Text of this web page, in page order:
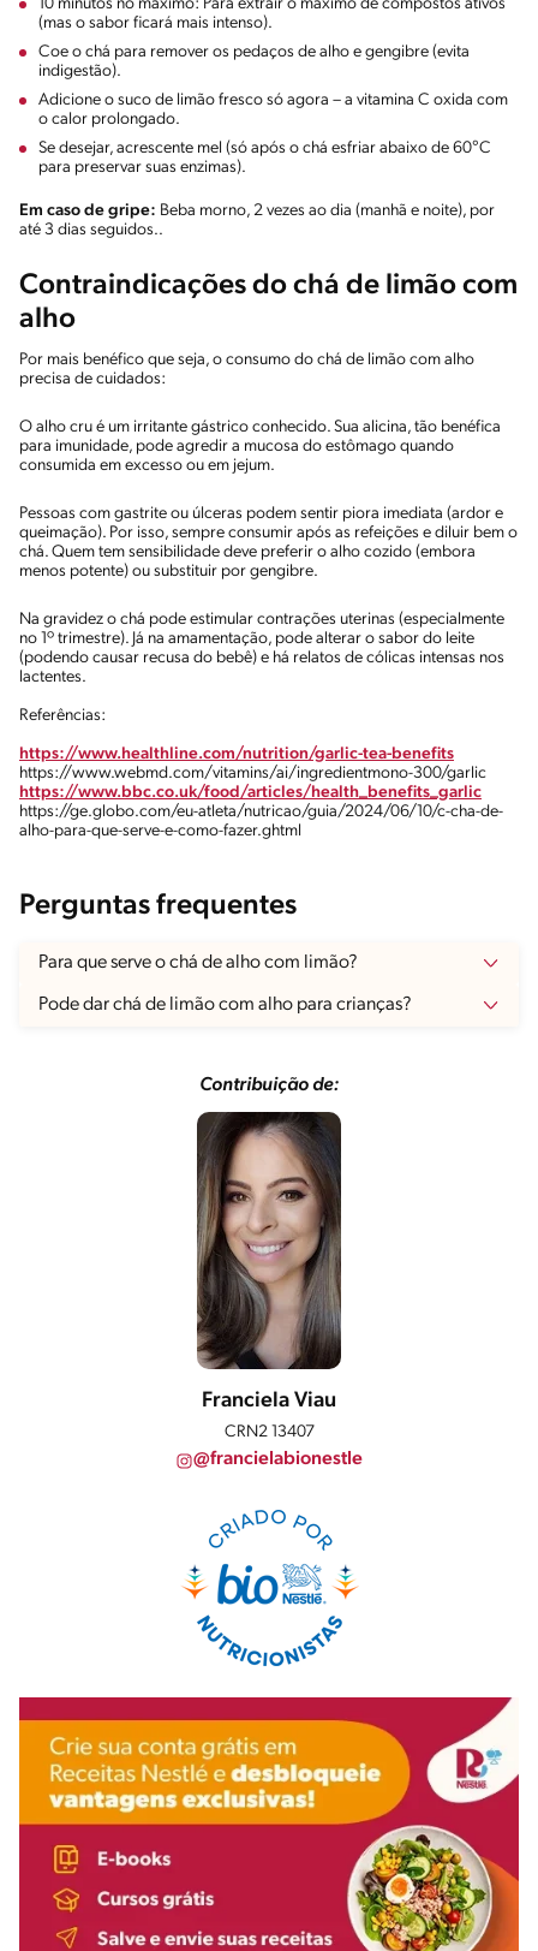
10 minutos no máximo: Para extrair o máximo de compostos ativos
(mas o sabor ficará mais intenso).
Coe o chá para remover os pedaços de alho e gengibre (evita
indigestão).
Adicione o suco de limão fresco só agora – a vitamina C oxida com
o calor prolongado.
Se desejar, acrescente mel (só após o chá esfriar abaixo de 60°C
para preservar suas enzimas).
Em caso de gripe: Beba morno, 2 vezes ao dia (manhã e noite), por
até 3 dias seguidos..
Contraindicações do chá de limão com
alho
Por mais benéfico que seja, o consumo do chá de limão com alho
precisa de cuidados:
O alho cru é um irritante gástrico conhecido. Sua alicina, tão benéfica
para imunidade, pode agredir a mucosa do estômago quando
consumida em excesso ou em jejum.
Pessoas com gastrite ou úlceras podem sentir piora imediata (ardor e
queimação). Por isso, sempre consumir após as refeições e diluir bem o
chá. Quem tem sensibilidade deve preferir o alho cozido (embora
menos potente) ou substituir por gengibre.
Na gravidez o chá pode estimular contrações uterinas (especialmente
no 1º trimestre). Já na amamentação, pode alterar o sabor do leite
(podendo causar recusa do bebê) e há relatos de cólicas intensas nos
lactentes.
Referências:
https://www.healthline.com/nutrition/garlic-tea-benefits
https://www.webmd.com/vitamins/ai/ingredientmono-300/garlic
https://www.bbc.co.uk/food/articles/health_benefits_garlic
https://ge.globo.com/eu-atleta/nutricao/guia/2024/06/10/c-cha-de-
alho-para-que-serve-e-como-fazer.ghtml
Perguntas frequentes
Para que serve o chá de alho com limão?
Pode dar chá de limão com alho para crianças?
Contribuição de:
Franciela Viau
CRN2 13407
@francielabionestle